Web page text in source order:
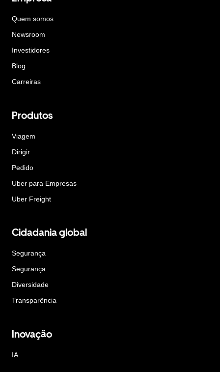
Quem somos
Newsroom
Investidores
Blog
Carreiras
Produtos
Viagem
Dirigir
Pedido
Uber para Empresas
Uber Freight
Cidadania global
Segurança
Segurança
Diversidade
Transparência
Inovação
IA